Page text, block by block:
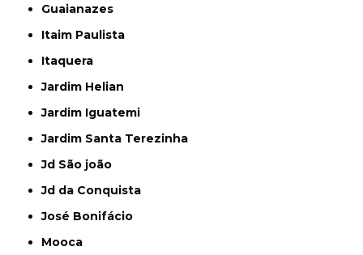
Guaianazes
Itaim Paulista
Itaquera
Jardim Helian
Jardim Iguatemi
Jardim Santa Terezinha
Jd São joão
Jd da Conquista
José Bonifácio
Mooca